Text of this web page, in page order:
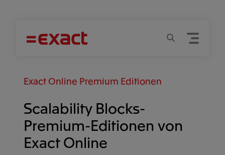
Menu
Suchen
Exact Online Premium Editionen
Scalability Blocks-
Premium-Editionen von
Exact Online